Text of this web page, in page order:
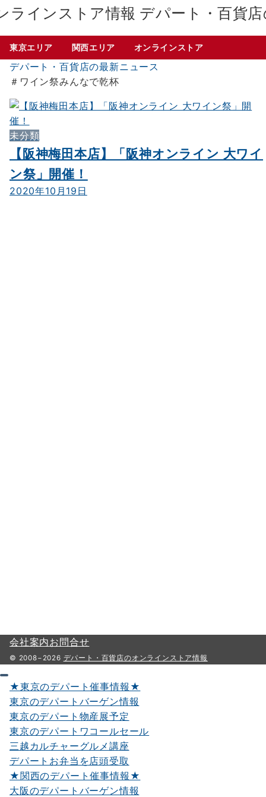
デパート・百貨
東京エリア 関西エリア オンラインストア
デパート・百貨店の最新ニュース
＃ワイン祭みんなで乾杯
未分類
【阪神梅田本店】「阪神オンライン 大ワイ
ン祭」開催！
2020年10月19日
会社案内お問合せ
© 2008−2026 デパート・百貨店のオンラインストア情報
★東京のデパート催事情報★
東京のデパートバーゲン情報
東京のデパート物産展予定
東京のデパートワコールセール
三越カルチャーグルメ講座
デパートお弁当を店頭受取
★関西のデパート催事情報★
大阪のデパートバーゲン情報